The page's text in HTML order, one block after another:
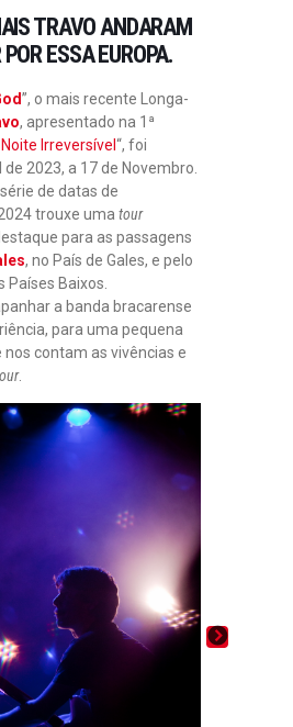
TRAVO ANDARAM
ESSA EUROPA.
”, o mais recente Longa-
, apresentado na 1ª
Irreversível “, foi
de 2023, a 17 de Novembro.
de datas de
trouxe uma tour
para as passagens
, no País de Gales, e pelo
Países Baixos.
a banda bracarense
para uma pequena
contam as vivências e
.